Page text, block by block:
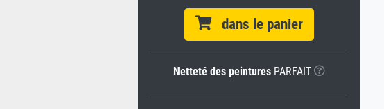
dans le panier
Netteté des peinturesPARFAIT